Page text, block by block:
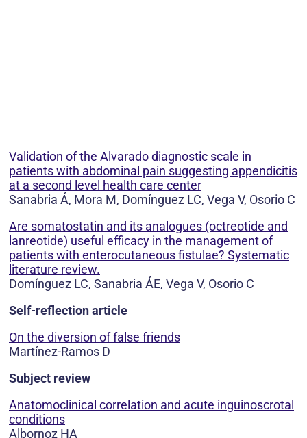
Validation of the Alvarado diagnostic scale in
patients with abdominal pain suggesting appendicitis
at a second level health care center
Sanabria Á, Mora M, Domínguez LC, Vega V, Osorio C
Are somatostatin and its analogues (octreotide and
lanreotide) useful efficacy in the management of
patients with enterocutaneous fistulae? Systematic
literature review.
Domínguez LC, Sanabria ÁE, Vega V, Osorio C
Self-reflection article
On the diversion of false friends
Martínez-Ramos D
Subject review
Anatomoclinical correlation and acute inguinoscrotal
conditions
Albornoz HA